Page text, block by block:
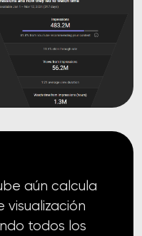
aún calcula
todos los